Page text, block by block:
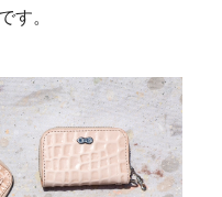
す。